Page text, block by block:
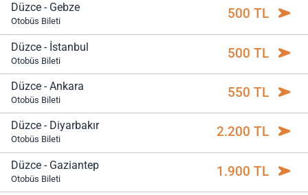
Düzce - Gebze
Otobüs Bileti 500 TL
Düzce - İstanbul
Otobüs Bileti 500 TL
Düzce - Ankara
Otobüs Bileti 550 TL
Düzce - Diyarbakır
Otobüs Bileti 2.200 TL
Düzce - Gaziantep
Otobüs Bileti 1.900 TL